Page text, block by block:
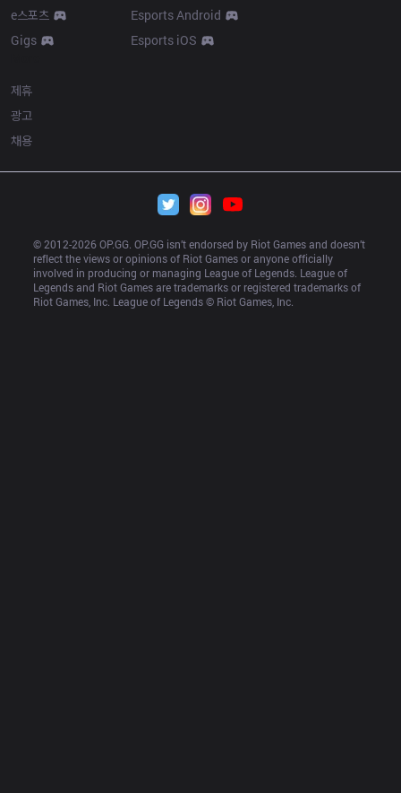
e스포츠
Gigs
Esports Android
Esports iOS
제휴
광고
채용
© 2012-2026 OP.GG. OP.GG isn’t endorsed by Riot Games and doesn’t
reflect the views or opinions of Riot Games or anyone officially
involved in producing or managing League of Legends. League of
Legends and Riot Games are trademarks or registered trademarks of
Riot Games, Inc. League of Legends © Riot Games, Inc.